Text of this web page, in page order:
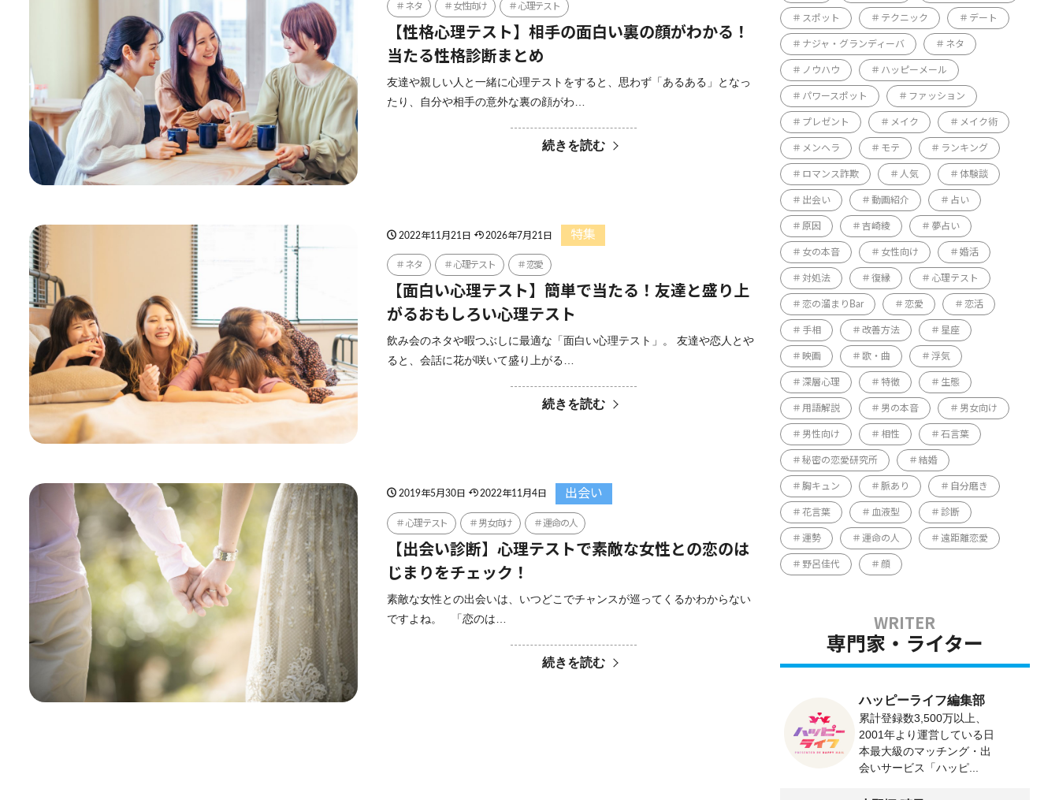
ネタ 女性向け 心理テスト
【性格心理テスト】相手の面白い裏の顔がわかる！
当たる性格診断まとめ
友達や親しい人と一緒に心理テストをすると、思わず「あるある」となっ
たり、自分や相手の意外な裏の顔がわ…
続きを読む
2022年11月21日 2026年7月21日 特集
ネタ 心理テスト 恋愛
【面白い心理テスト】簡単で当たる！友達と盛り上
がるおもしろい心理テスト
飲み会のネタや暇つぶしに最適な「面白い心理テスト」。 友達や恋人とや
ると、会話に花が咲いて盛り上がる…
続きを読む
2019年5月30日 2022年11月4日 出会い
心理テスト 男女向け 運命の人
【出会い診断】心理テストで素敵な女性との恋のは
じまりをチェック！
素敵な女性との出会いは、いつどこでチャンスが巡ってくるかわからない
ですよね。 「恋のは…
続きを読む
スポット テクニック デート
ナジャ・グランディーバ ネタ
ノウハウ ハッピーメール
パワースポット ファッション
プレゼント メイク メイク術
メンヘラ モテ ランキング
ロマンス詐欺 人気 体験談
出会い 動画紹介 占い
原因 吉崎綾 夢占い
女の本音 女性向け 婚活
対処法 復縁 心理テスト
恋の溜まりBar 恋愛 恋活
手相 改善方法 星座
映画 歌・曲 浮気
深層心理 特徴 生態
用語解説 男の本音 男女向け
男性向け 相性 石言葉
秘密の恋愛研究所 結婚
胸キュン 脈あり 自分磨き
花言葉 血液型 診断
運勢 運命の人 遠距離恋愛
野呂佳代 顔
専門家・ライター
ハッピーライフ編集部
累計登録数3,500万以上、
2001年より運営している日
本最大級のマッチング・出
会いサービス「ハッピ...